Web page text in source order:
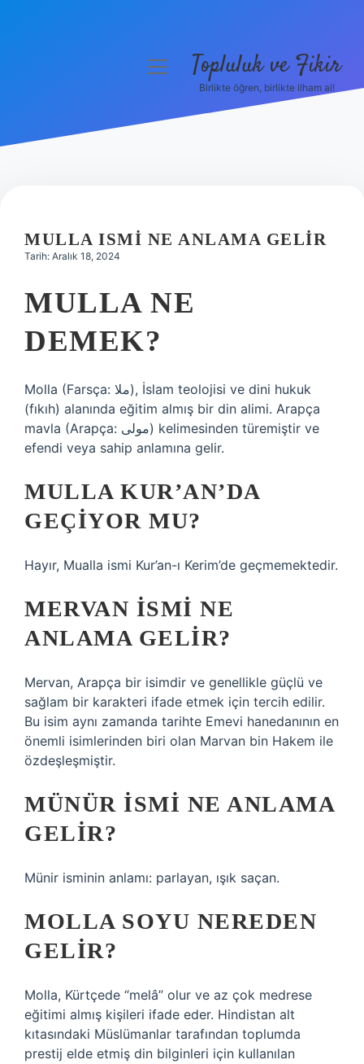
Hakkımızda
menüyüTopluluk ve Fikir
Birlikte öğren, birlikte ilham al!
MULLA ISMI NE ANLAMA GELIR
Tarih: Aralık 18, 2024
MULLA NE
DEMEK?
Molla (Farsça: ملا), İslam teolojisi ve dini hukuk
(fıkıh) alanında eğitim almış bir din alimi. Arapça
mavla (Arapça: مولی) kelimesinden türemiştir ve
efendi veya sahip anlamına gelir.
MULLA KUR’AN’DA
GEÇIYOR MU?
Hayır, Mualla ismi Kur’an-ı Kerim’de geçmemektedir.
MERVAN ISMI NE
ANLAMA GELIR?
Mervan, Arapça bir isimdir ve genellikle güçlü ve
sağlam bir karakteri ifade etmek için tercih edilir.
Bu isim aynı zamanda tarihte Emevi hanedanının en
önemli isimlerinden biri olan Marvan bin Hakem ile
özdeşleşmiştir.
MÜNÜR ISMI NE ANLAMA
GELIR?
Münir isminin anlamı: parlayan, ışık saçan.
MOLLA SOYU NEREDEN
GELIR?
Molla, Kürtçede “melâ” olur ve az çok medrese
eğitimi almış kişileri ifade eder. Hindistan alt
kıtasındaki Müslümanlar tarafından toplumda
prestij elde etmiş din bilginleri için kullanılan